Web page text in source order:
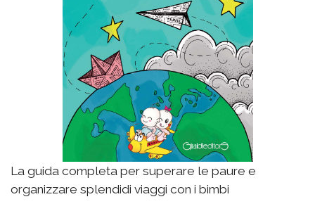
La guida completa per superare le paure e
organizzare splendidi viaggi con i bimbi